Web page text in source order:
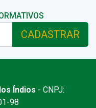
CADASTRAR
Índios - CNPJ:
98